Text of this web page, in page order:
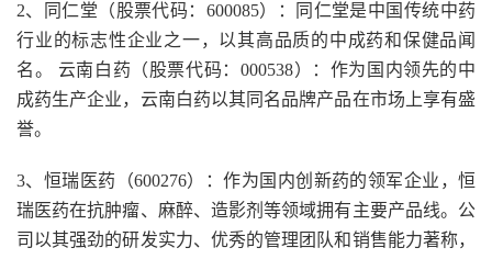
2、同仁堂（股票代码：600085）：同仁堂是中国传统中药
行业的标志性企业之一，以其高品质的中成药和保健品闻
名。 云南白药（股票代码：000538）：作为国内领先的中
成药生产企业，云南白药以其同名品牌产品在市场上享有盛
誉。
3、恒瑞医药（600276）：作为国内创新药的领军企业，恒
瑞医药在抗肿瘤、麻醉、造影剂等领域拥有主要产品线。公
司以其强劲的研发实力、优秀的管理团队和销售能力著称，